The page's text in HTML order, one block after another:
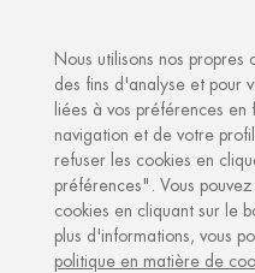
Accueil Shop Côte Ouest
Nous utilisons nos
des fins d'analyse et pour
liées à vos préférences
navigation et de votre
refuser les cookies en
préférences". Vous
cookies en cliquant sur le
plus d'informations, vous
politique en matière de